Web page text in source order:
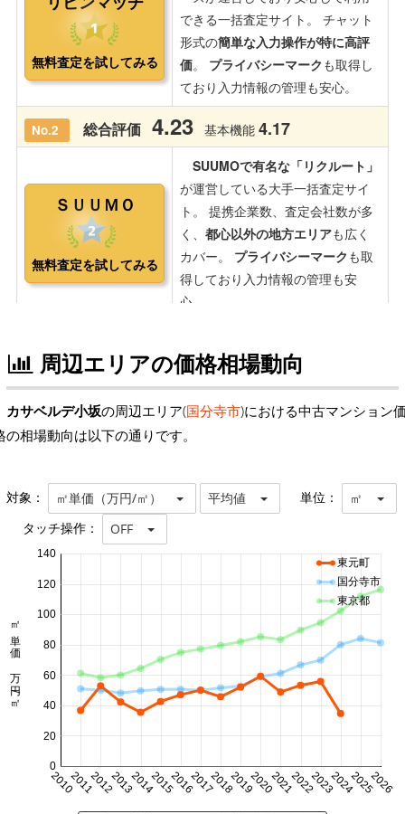
周辺エリアの価格相場動向
カサベルデ小坂の周辺エリア(国分寺市)における中古マンション
の相場動向は以下の通りです。
対象： ㎡単価（万円/㎡） 平均値 単位： ㎡
タッチ操作： OFF
20102011201220132014201520162017201820192020202120222023202420252026
0
20
40
60
80
100
120
140
㎡単価 万円/㎡
東元町
国分寺市
東京都